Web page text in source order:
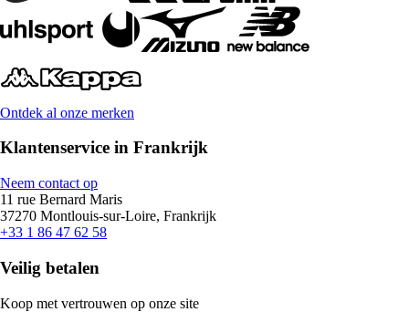
Ontdek al onze merken
Klantenservice in Frankrijk
Neem contact op
11 rue Bernard Maris
37270 Montlouis-sur-Loire, Frankrijk
+33 1 86 47 62 58
Veilig betalen
Koop met vertrouwen op onze site